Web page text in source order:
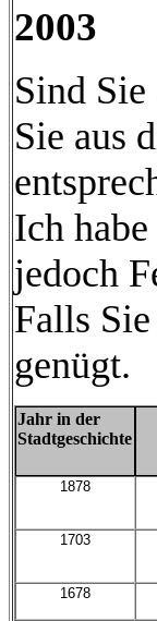
2003
Sind
Sie aus
Ich
jedoch
Falls
genügt.
Jahr in der
Stadtgeschichte
1878
1703
1678